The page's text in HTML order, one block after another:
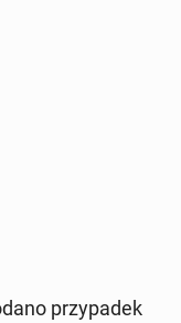
przy­pa­dek